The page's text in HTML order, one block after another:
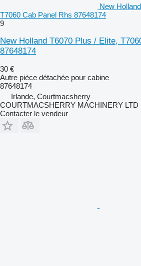
New
T7060 Cab Panel Rhs 87648174
9
New Holland T6070 Plus / Elite,
87648174
30 €
Autre pièce détachée pour cabine
87648174
Irlande, Courtmacsherry
COURTMACSHERRY MACHINERY LTD
Contacter le vendeur